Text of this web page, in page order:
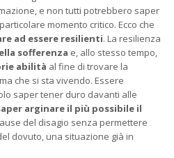
e non tutti potrebbero saper
momento critico. Ecco che
ad essere resilienti. La resilienza
sofferenza e, allo stesso tempo,
abilità al fine di trovare la
che si sta vivendo. Essere
saper tener duro davanti alle
arginare il più possibile il
del disagio senza permettere
dovuto, una situazione già in